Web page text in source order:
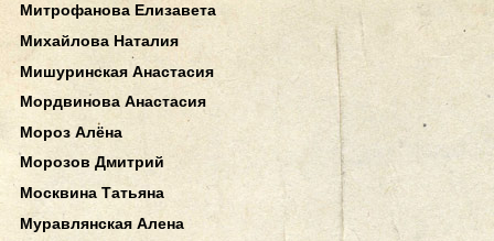
Митрофанова Елизавета
Михайлова Наталия
Мишуринская Анастасия
Мордвинова Анастасия
Мороз Алёна
Морозов Дмитрий
Москвина Татьяна
Муравлянская Алена